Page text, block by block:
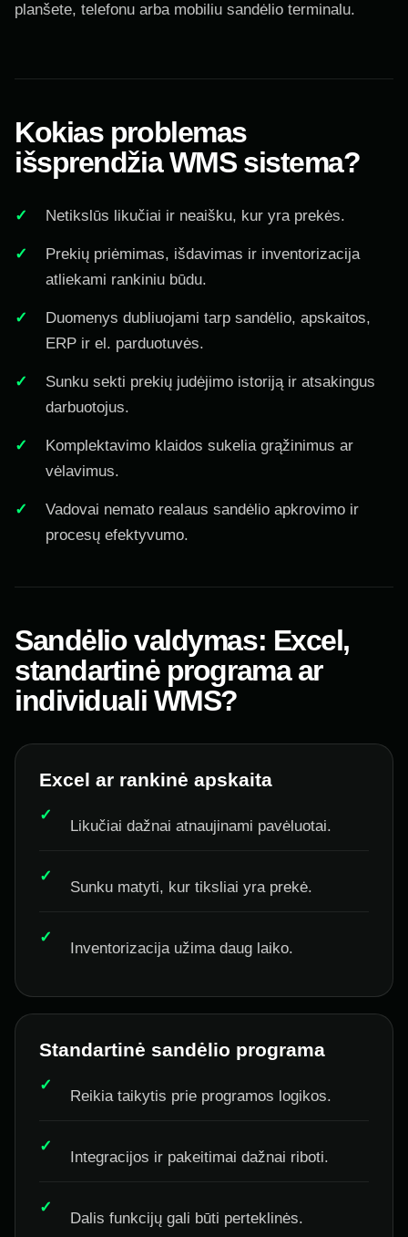
planšete, telefonu arba mobiliu sandėlio terminalu.
Kokias problemas
išsprendžia WMS sistema?
Netikslūs likučiai ir neaišku, kur yra prekės.
Prekių priėmimas, išdavimas ir inventorizacija
atliekami rankiniu būdu.
Duomenys dubliuojami tarp sandėlio, apskaitos,
ERP ir el. parduotuvės.
Sunku sekti prekių judėjimo istoriją ir atsakingus
darbuotojus.
Komplektavimo klaidos sukelia grąžinimus ar
vėlavimus.
Vadovai nemato realaus sandėlio apkrovimo ir
procesų efektyvumo.
Sandėlio valdymas: Excel,
standartinė programa ar
individuali WMS?
Excel ar rankinė apskaita
Likučiai dažnai atnaujinami pavėluotai.
Sunku matyti, kur tiksliai yra prekė.
Inventorizacija užima daug laiko.
Standartinė sandėlio programa
Reikia taikytis prie programos logikos.
Integracijos ir pakeitimai dažnai riboti.
Dalis funkcijų gali būti perteklinės.